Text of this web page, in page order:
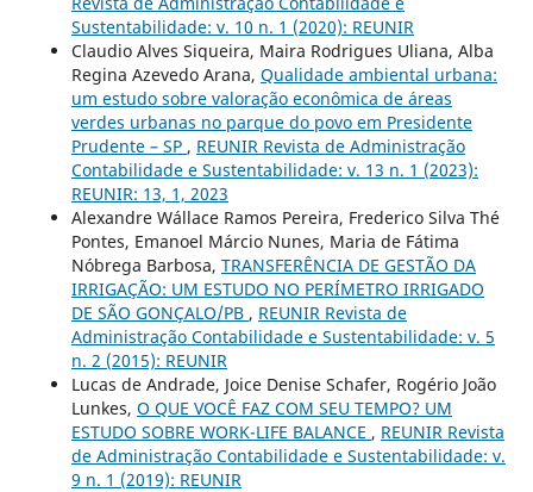
Sustentabilidade: v. 10 n. 1 (2020): REUNIR
Claudio Alves Siqueira, Maira Rodrigues Uliana, Alba
Regina Azevedo Arana, Qualidade ambiental urbana:
um estudo sobre valoração econômica de áreas
verdes urbanas no parque do povo em Presidente
Prudente – SP , REUNIR Revista de Administração
Contabilidade e Sustentabilidade: v. 13 n. 1 (2023):
REUNIR: 13, 1, 2023
Alexandre Wállace Ramos Pereira, Frederico Silva Thé
Pontes, Emanoel Márcio Nunes, Maria de Fátima
Nóbrega Barbosa, TRANSFERÊNCIA DE GESTÃO DA
IRRIGAÇÃO: UM ESTUDO NO PERÍMETRO IRRIGADO
DE SÃO GONÇALO/PB , REUNIR Revista de
Administração Contabilidade e Sustentabilidade: v. 5
n. 2 (2015): REUNIR
Lucas de Andrade, Joice Denise Schafer, Rogério João
Lunkes, O QUE VOCÊ FAZ COM SEU TEMPO? UM
ESTUDO SOBRE WORK-LIFE BALANCE , REUNIR Revista
de Administração Contabilidade e Sustentabilidade: v.
9 n. 1 (2019): REUNIR